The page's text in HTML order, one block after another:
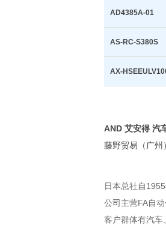
AD4385A-01
AS-RC-S380S
AX-
AND 艾安得 汽
藤野贸易（广州
日本总社自
公司主营FA自
客户群体有汽车